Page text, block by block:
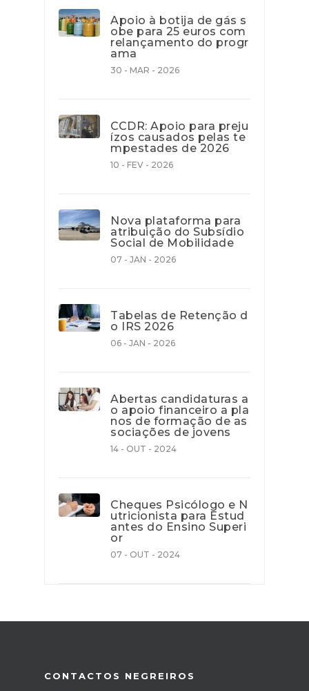
Apoio à botija de gás s
obe para 25 euros com
relançamento do progr
ama
30 - MAR - 2026
CCDR: Apoio para preju
ízos causados pelas te
mpestades de 2026
10 - FEV - 2026
Nova plataforma para
atribuição do Subsídio
Social de Mobilidade
07 - JAN - 2026
Tabelas de Retenção d
o IRS 2026
06 - JAN - 2026
Abertas candidaturas a
o apoio financeiro a pla
nos de formação de as
sociações de jovens
14 - OUT - 2024
Cheques Psicólogo e N
utricionista para Estud
antes do Ensino Superi
or
07 - OUT - 2024
CONTACTOS NEGREIROS